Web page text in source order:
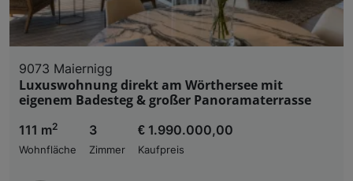
9073 Maiernigg
Luxuswohnung direkt am Wörthersee mit
eigenem Badesteg & großer Panoramaterrasse
111 m2
Wohnfläche
3
Zimmer
€ 1.990.000,00
Kaufpreis